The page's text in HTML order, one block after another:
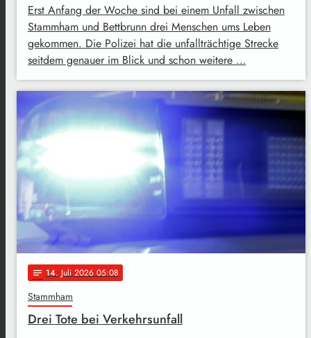
Erst Anfang der Woche sind bei einem Unfall zwischen
Stammham und Bettbrunn drei Menschen ums Leben
gekommen. Die Polizei hat die unfallträchtige Strecke
seitdem genauer im Blick und schon weitere …
notes 14. Juli 2026 05:08
Stammham
Drei Tote bei Verkehrsunfall